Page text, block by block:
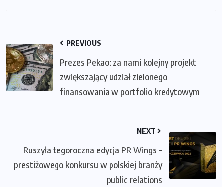
PREVIOUS
Prezes Pekao: za nami kolejny projekt
zwiększający udział zielonego
finansowania w portfolio kredytowym
NEXT
Ruszyła tegoroczna edycja PR Wings –
prestiżowego konkursu w polskiej branży
public relations